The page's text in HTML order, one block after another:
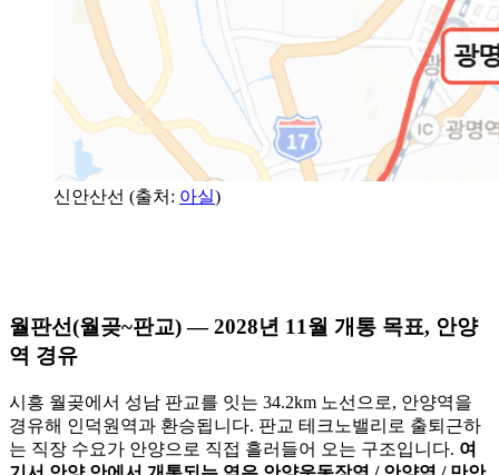
신안산선 (출처: 아실)
월판선(월곶~판교) — 2028년 11월 개통 목표, 안양
역 경유
시흥 월곶에서 성남 판교를 잇는 34.2km 노선으로, 안양역을
경유해 인덕원역과 환승됩니다. 판교 테크노밸리로 출퇴근하
는 직장 수요가 안양으로 직접 흘러들어 오는 구조입니다. 여